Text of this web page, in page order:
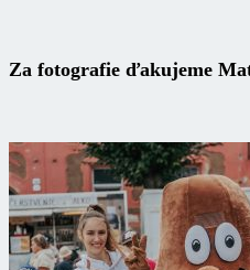
Za fotografie ďakujeme